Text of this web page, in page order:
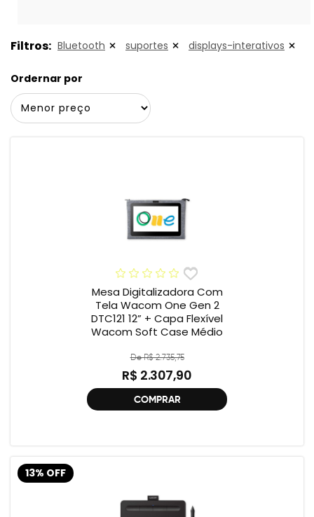
Filtros: Bluetooth suportes displays-interativos
Ordernar por
Mesa Digitalizadora Com
Tela Wacom One Gen 2
DTC121 12” + Capa Flexível
Wacom Soft Case Médio
De R$ 2.735,75
R$ 2.307,90
COMPRAR
13% OFF